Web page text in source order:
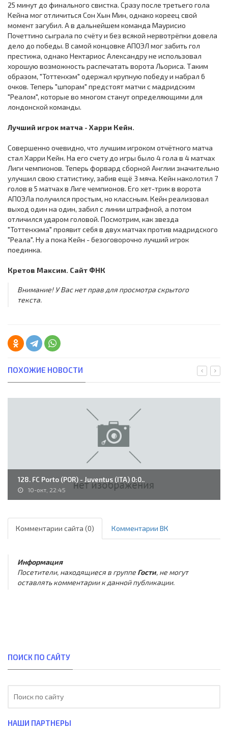
25 минут до финального свистка. Сразу после третьего гола
Кейна мог отличиться Сон Хын Мин, однако кореец свой
момент загубил. А в дальнейшем команда Маурисио
Почеттино сыграла по счёту и без всякой нервотрёпки довела
дело до победы. В самой концовке АПОЭЛ мог забить гол
престижа, однако Нектариос Александру не использовал
хорошую возможность распечатать ворота Льориса. Таким
образом, "Тоттенхэм" одержал крупную победу и набрал 6
очков. Теперь "шпорам" предстоят матчи с мадридским
"Реалом", которые во многом станут определяющими для
лондонской команды.
Лучший игрок матча - Харри Кейн.
Совершенно очевидно, что лучшим игроком отчётного матча
стал Харри Кейн. На его счету до игры было 4 гола в 4 матчах
Лиги чемпионов. Теперь форвард сборной Англии значительно
улучшил свою статистику, забив ещё 3 мяча. Кейн наколотил 7
голов в 5 матчах в Лиге чемпионов. Его хет-трик в ворота
АПОЭЛа получился простым, но классным. Кейн реализовал
выход один на один, забил с линии штрафной, а потом
отличился ударом головой. Посмотрим, как звезда
"Тоттенхэма" проявит себя в двух матчах против мадридского
"Реала". Ну а пока Кейн - безоговорочно лучший игрок
поединка.
Кретов Максим. Сайт ФНК
Внимание! У Вас нет прав для просмотра скрытого
текста.
ПОХОЖИЕ НОВОСТИ
128. FC Porto (POR) - Juventus (ITA) 0:0..
10-окт, 22:45
Комментарии сайта (0) Комментарии ВК
Информация
Посетители, находящиеся в группе Гости, не могут
оставлять комментарии к данной публикации.
ПОИСК ПО САЙТУ
НАШИ ПАРТНЕРЫ